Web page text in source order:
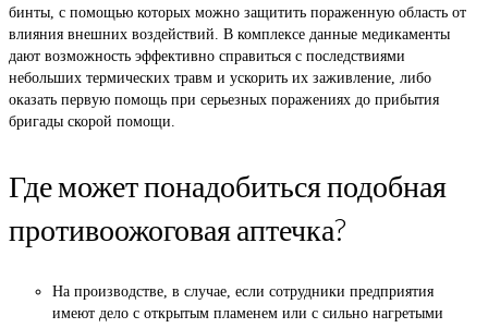
бинты, с помощью которых можно защитить пораженную область от
влияния внешних воздействий. В комплексе данные медикаменты
дают возможность эффективно справиться с последствиями
небольших термических травм и ускорить их заживление, либо
оказать первую помощь при серьезных поражениях до прибытия
бригады скорой помощи.
Где может понадобиться подобная
противоожоговая аптечка?
На производстве, в случае, если сотрудники предприятия
имеют дело с открытым пламенем или с сильно нагретыми